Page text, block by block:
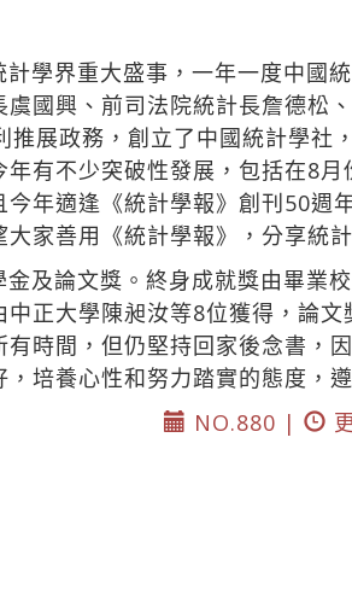
計學界重大盛事，一年一度中
國興、前司法院統計長詹德松
推展政務，創立了中國統計學社
有不少突破性發展，包括在8
年適逢《統計學報》創刊50週
家善用《統計學報》，分享統
及論文獎。終身成就獎由畢業
正大學陳昶汝等8位獲得，論
時間，但仍堅持回家後念書，
培養心性和努力踏實的態度，
NO.880 |